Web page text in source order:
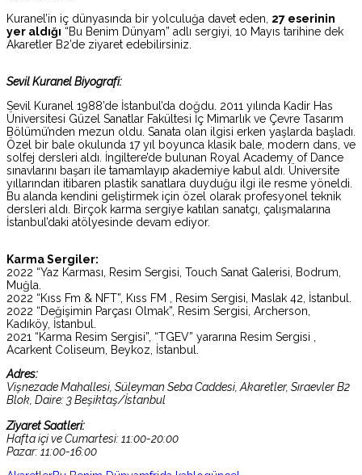
Kuranel’in iç dünyasında bir yolculuğa davet eden, 27 eserinin
yer aldığı “Bu Benim Dünyam” adlı sergiyi, 10 Mayıs tarihine dek
Akaretler B2’de ziyaret edebilirsiniz.
Sevil Kuranel Biyografi:
Sevil Kuranel 1988’de İstanbul’da doğdu. 2011 yılında Kadir Has
Üniversitesi Güzel Sanatlar Fakültesi İç Mimarlık ve Çevre Tasarım
Bölümü’nden mezun oldu. Sanata olan ilgisi erken yaşlarda başladı.
Özel bir bale okulunda 17 yıl boyunca klasik bale, modern dans, ve
solfej dersleri aldı. İngiltere’de bulunan Royal Academy of Dance
sınavlarını başarı ile tamamlayıp akademiye kabul aldı. Üniversite
yıllarından itibaren plastik sanatlara duyduğu ilgi ile resme yöneldi.
Bu alanda kendini geliştirmek için özel olarak profesyonel teknik
dersleri aldı. Birçok karma sergiye katılan sanatçı, çalışmalarına
İstanbul’daki atölyesinde devam ediyor.
Karma Sergiler:
2022 “Yaz Karması, Resim Sergisi, Touch Sanat Galerisi, Bodrum,
Muğla.
2022 “Kıss Fm & NFT”, Kıss FM , Resim Sergisi, Maslak 42, İstanbul.
2022 “Değişimin Parçası Olmak”, Resim Sergisi, Archerson,
Kadıköy, İstanbul.
2021 “Karma Resim Sergisi”, “TGEV” yararına Resim Sergisi ,
Acarkent Coliseum, Beykoz, İstanbul.
Adres:
Vişnezade Mahallesi, Süleyman Seba Caddesi, Akaretler, Sıraevler B2
Blok, Daire: 3 Beşiktaş/İstanbul
Ziyaret Saatleri:
Hafta içi ve Cumartesi: 11:00-20:00
Pazar: 11:00-16:00